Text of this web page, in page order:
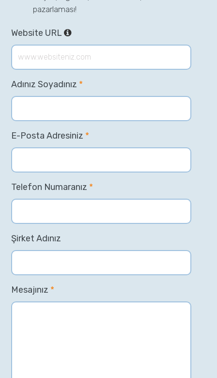
pazarlaması!
Website URL
Adınız Soyadınız *
E-Posta Adresiniz *
Telefon Numaranız *
Şirket Adınız
Mesajınız *